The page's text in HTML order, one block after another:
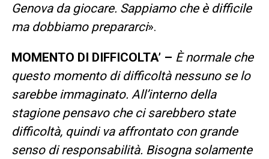
Genova da giocare. Sappiamo che è difficile
ma dobbiamo prepararci».
MOMENTO DI DIFFICOLTA’ – È normale che
questo momento di difficoltà nessuno se lo
sarebbe immaginato. All’interno della
stagione pensavo che ci sarebbero state
difficoltà, quindi va affrontato con grande
senso di responsabilità. Bisogna solamente